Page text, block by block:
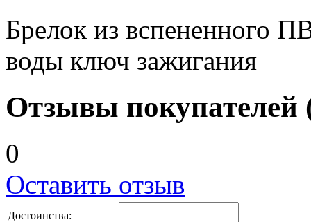
Брелок из вспененного
воды ключ зажигания
Отзывы покупателей
0
Оставить отзыв
Достоинства: